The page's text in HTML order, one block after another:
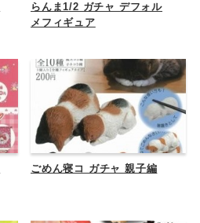
らんま1/2 ガチャ デフォル
メフィギュア
ごめん寝コ ガチャ 親子編